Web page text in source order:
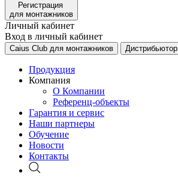
Регистрация
для монтажников
Личный кабинет
Вход в личный кабинет
Caius Club для монтажников Дистрибьютор
Продукция
Компания
О Компании
Референц-объекты
Гарантия и сервис
Наши партнеры
Обучение
Новости
Контакты